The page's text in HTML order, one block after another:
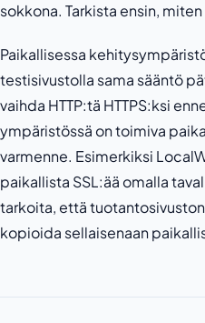
sokkona. Tarkista ensin,
Paikallisessa
testisivustolla sama sääntö
vaihda HTTP:tä HTTPS:ksi
ympäristössä on toimiva
varmenne. Esimerkiksi
paikallista SSL:ää omalla
tarkoita, että
kopioida sellaisenaan